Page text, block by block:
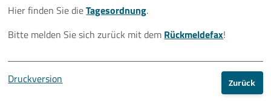
10 Jahre ThEEN-Jubiläum
Hier finden Sie dieTagesordnung.
Bitte melden Sie sich zurück mit dem Rückmeldefax!
Druckversion Zurück